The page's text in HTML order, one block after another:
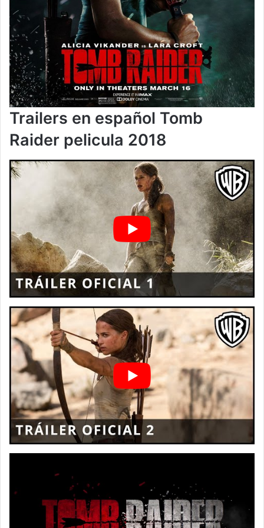
Trailers en español Tomb
Raider pelicula 2018